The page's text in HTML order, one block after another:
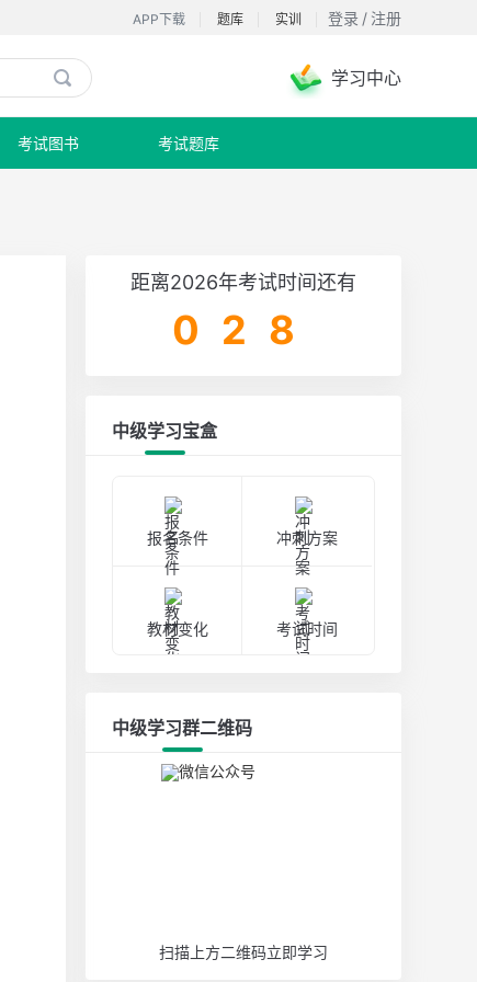
登录 / 注册
实训
题库
APP下载
 学习中心
考试图书 考试题库
距离2026年考试时间还有
028
中级学习宝盒
报名条件 冲刺方案
教材变化 考试时间
中级学习群二维码
扫描上方二维码立即学习